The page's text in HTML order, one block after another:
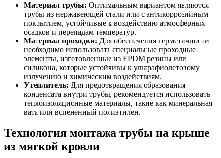
Материал трубы: Оптимальным вариантом являются
трубы из нержавеющей стали или с антикоррозийным
покрытием, устойчивые к воздействию атмосферных
осадков и перепадам температур.
Материал проходки: Для обеспечения герметичности
необходимо использовать специальные проходные
элементы, изготовленные из EPDM резины или
силикона, которые устойчивы к ультрафиолетовому
излучению и химическим воздействиям.
Утеплитель: Для предотвращения образования
конденсата внутри трубы, рекомендуется использовать
теплоизоляционные материалы, такие как минеральная
вата или вспененный полиэтилен.
Технология монтажа трубы на крыше
из мягкой кровли